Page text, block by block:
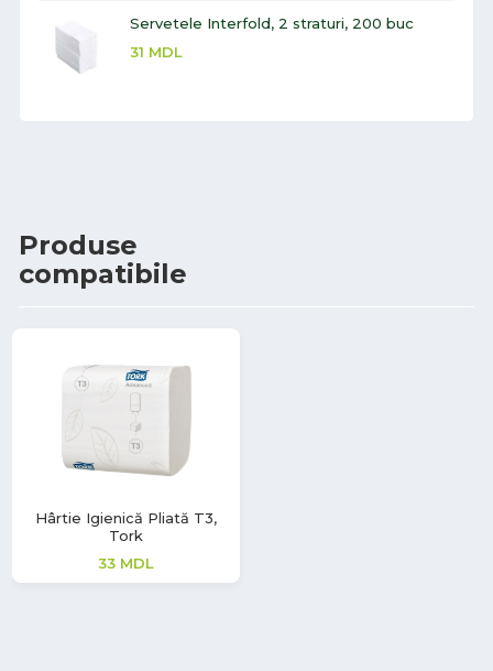
Servetele Interfold, 2 straturi, 200 buc
31 MDL
Produse
compatibile
Hârtie Igienică Pliată T3,
Tork
33 MDL